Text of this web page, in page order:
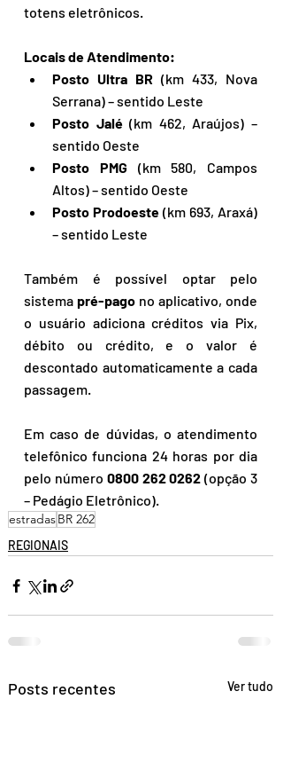
totens eletrônicos.
Locais de Atendimento:
Posto Ultra BR (km 433, Nova
Serrana) – sentido Leste
Posto Jalé (km 462, Araújos) –
sentido Oeste
Posto PMG (km 580, Campos
Altos) – sentido Oeste
Posto Prodoeste (km 693, Araxá)
– sentido Leste
Também é possível optar pelo
sistema pré-pago no aplicativo, onde
o usuário adiciona créditos via Pix,
débito ou crédito, e o valor é
descontado automaticamente a cada
passagem.
Em caso de dúvidas, o atendimento
telefônico funciona 24 horas por dia
pelo número 0800 262 0262 (opção 3
– Pedágio Eletrônico).
estradasBR 262
REGIONAIS
Posts recentes Ver tudo